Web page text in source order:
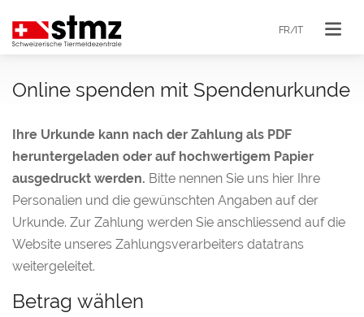
FR/IT
Online spenden mit Spendenurkunde
Ihre Urkunde kann nach der Zahlung als PDF
heruntergeladen oder auf hochwertigem Papier
ausgedruckt werden. Bitte nennen Sie uns hier Ihre
Personalien und die gewünschten Angaben auf der
Urkunde. Zur Zahlung werden Sie anschliessend auf die
Website unseres Zahlungsverarbeiters datatrans
weitergeleitet.
Betrag wählen